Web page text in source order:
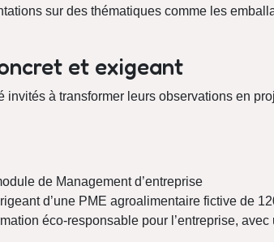
sur des thématiques comme les
et exigeant
invités à transformer leurs observations en
de Management d’entreprise
d’une PME agroalimentaire fictive de
éco-responsable pour l’entreprise,